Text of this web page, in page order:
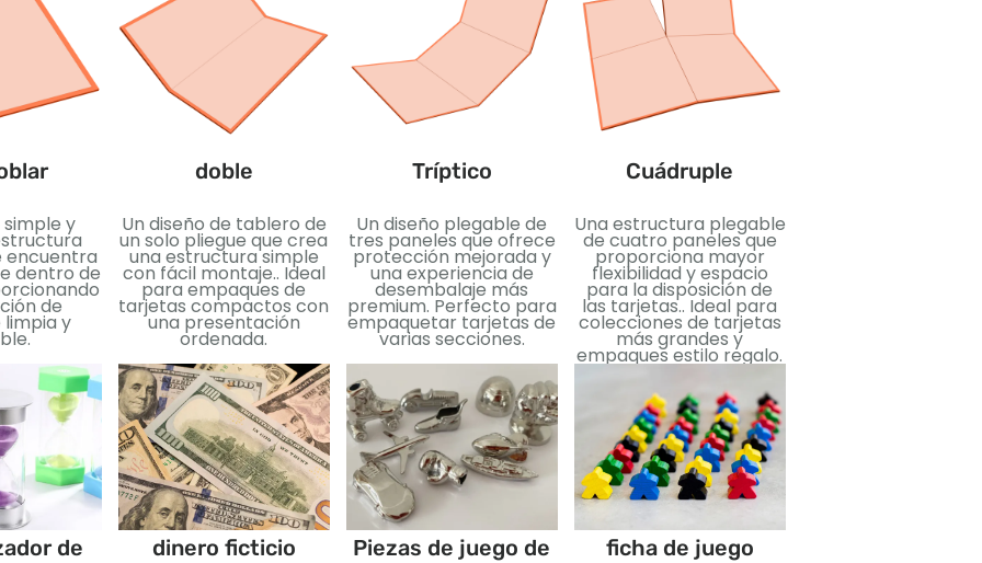
simple y
encuentra
dentro de
de
y
doble
Un diseño de tablero de
un solo pliegue que crea
una estructura simple
con fácil montaje.. Ideal
para empaques de
tarjetas compactos con
una presentación
ordenada.
Tríptico
Un diseño plegable de
tres paneles que ofrece
protección mejorada y
una experiencia de
desembalaje más
premium. Perfecto para
empaquetar tarjetas de
varias secciones.
Cuádruple
Una estructura plegable
de cuatro paneles que
proporciona mayor
flexibilidad y espacio
para la disposición de
las tarjetas.. Ideal para
colecciones de tarjetas
más grandes y
empaques estilo regalo.
de
dinero ficticio
Piezas de juego de
ficha de juego